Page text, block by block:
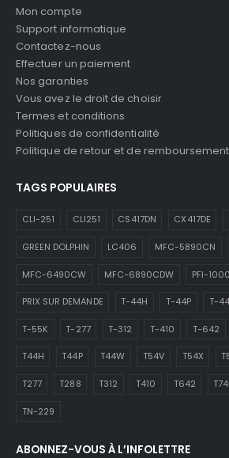
Mon compte
Support informatique
Contactez-nous
Effectuer un paiement
Nos garanties
Vous avez le droit de choisir
Termes et conditions
Politiques de confidentialité
Politique de retour et de remboursement
TAGS POPULAIRES
CLI-251 CLI251 CS417DN CX417DE
GREEN DOLPHIN LC406 MFC-5890CN
MFC-6490CW MFC-6890CDW PFI-1000
PRIX SUR DEMANDE T-44H T-44P T-
T-55K T-277 T-312 T-410 T-642
T44H T44P T44W T54V T54X
T277 T288 T312 T410 T642
TN-229
ABONNEZ-VOUS À L’INFOLETTRE